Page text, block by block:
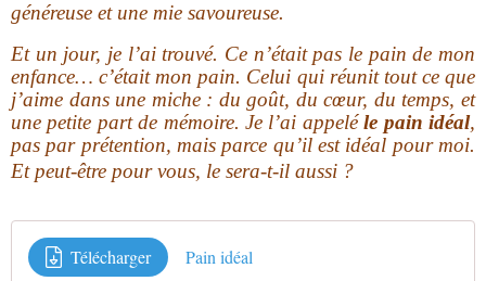
généreuse et une mie savoureuse.
Et un jour, je l’ai trouvé. Ce n’était pas le pain de mon
enfance… c’était mon pain. Celui qui réunit tout ce que
j’aime dans une miche : du goût, du cœur, du temps, et
une petite part de mémoire. Je l’ai appeléle pain idéal,
pas par prétention, mais parce qu’il est idéal pour moi.
Et peut-être pour vous, le sera-t-il aussi ?
Télécharger Pain idéal